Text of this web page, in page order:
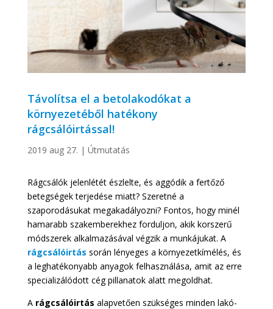
Távolítsa el a betolakodókat a
környezetéből hatékony
rágcsálóirtással!
2019 aug 27. | Útmutatás
Rágcsálók jelenlétét észlelte, és aggódik a fertőző
betegségek terjedése miatt? Szeretné a
szaporodásukat megakadályozni? Fontos, hogy minél
hamarabb szakemberekhez forduljon, akik korszerű
módszerek alkalmazásával végzik a munkájukat. A
rágcsálóirtás során lényeges a környezetkímélés, és
a leghatékonyabb anyagok felhasználása, amit az erre
specializálódott cég pillanatok alatt megoldhat.
A rágcsálóirtás alapvetően szükséges minden lakó-